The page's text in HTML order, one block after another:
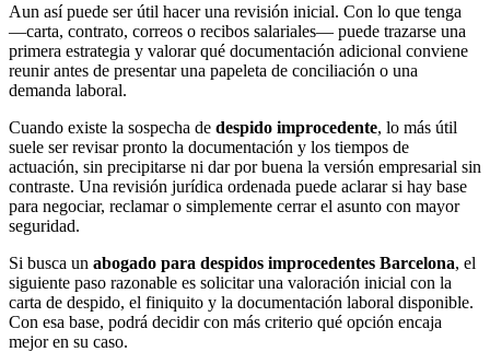
Aun así puede ser útil hacer una revisión inicial. Con lo que tenga
—carta, contrato, correos o recibos salariales— puede trazarse una
primera estrategia y valorar qué documentación adicional conviene
reunir antes de presentar una papeleta de conciliación o una
demanda laboral.
Cuando existe la sospecha de despido improcedente, lo más útil
suele ser revisar pronto la documentación y los tiempos de
actuación, sin precipitarse ni dar por buena la versión empresarial sin
contraste. Una revisión jurídica ordenada puede aclarar si hay base
para negociar, reclamar o simplemente cerrar el asunto con mayor
seguridad.
Si busca un abogado para despidos improcedentes Barcelona, el
siguiente paso razonable es solicitar una valoración inicial con la
carta de despido, el finiquito y la documentación laboral disponible.
Con esa base, podrá decidir con más criterio qué opción encaja
mejor en su caso.